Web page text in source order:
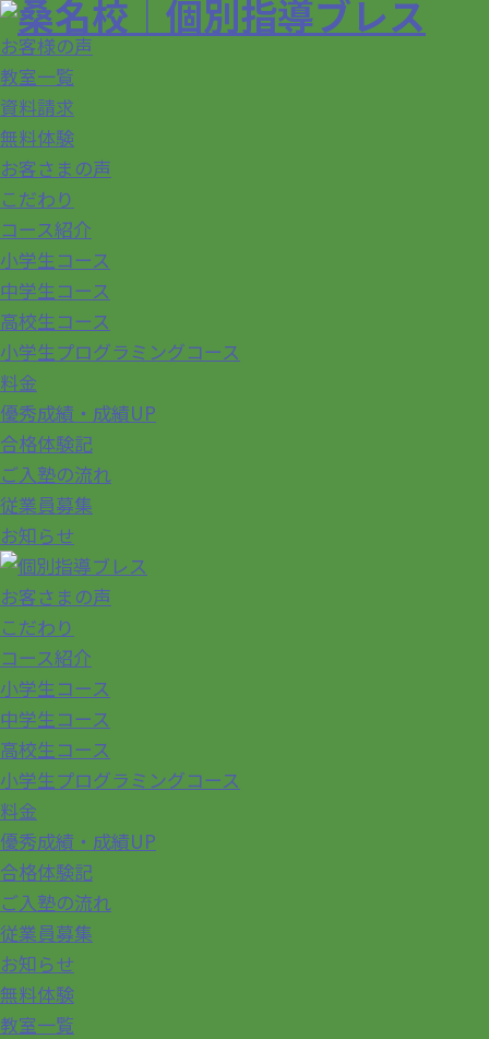
お客様の声
教室一覧
資料請求
無料体験
お客さまの声
こだわり
コース紹介
小学生コース
中学生コース
高校生コース
小学生プログラミングコース
料金
優秀成績・成績UP
合格体験記
ご入塾の流れ
従業員募集
お知らせ
お客さまの声
こだわり
コース紹介
小学生コース
中学生コース
高校生コース
小学生プログラミングコース
料金
優秀成績・成績UP
合格体験記
ご入塾の流れ
従業員募集
お知らせ
無料体験
教室一覧